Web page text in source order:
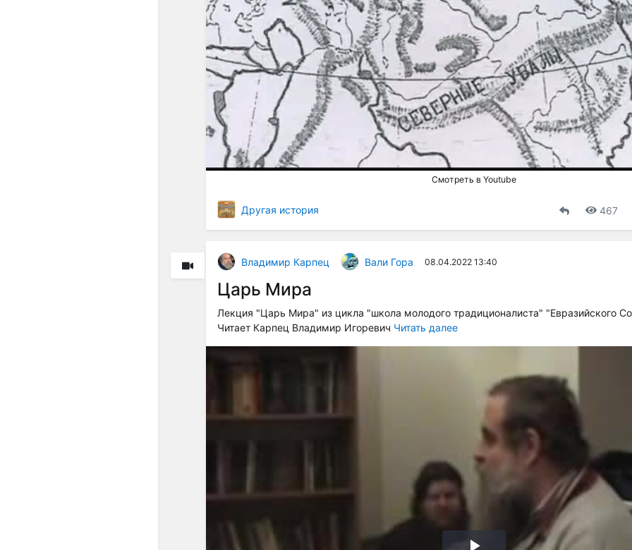
видео
Смотреть в Youtube
Другая история 467
Владимир Карпец Вали Гора 08.04.2022 13:40
Царь Мира
Лекция "Царь Мира" из цикла "школа молодого традиционалиста" "Евразийского
Читает Карпец Владимир Игоревич Читать далее